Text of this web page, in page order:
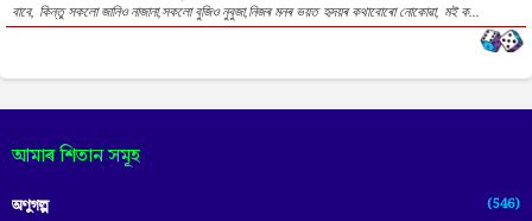
বাবে, কিন্তু সকলো জানিও নাজানা,সকলো বুজিও নুবুজা,নিজৰ মনৰ ভয়ত হৃদয়ৰ কথাবোৰো নোকোৱা, মই ক...
আমাৰ শিতান সমূহ
অণুগল্প (546)